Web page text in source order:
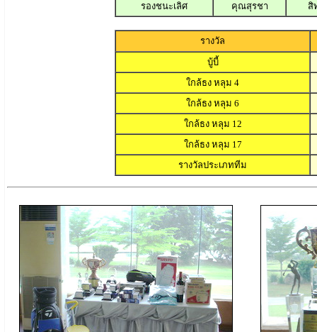
รองชนะเลิศ
คุณสุรชา สิ
รางวัล
บู้บี้
ใกล้ธง หลุม 4
ใกล้ธง หลุม 6
ใกล้ธง หลุม 12
ใกล้ธง หลุม 17
รางวัลประเภททีม